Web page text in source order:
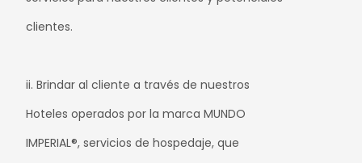
clientes.
ii. Brindar al cliente a través de nuestros
Hoteles operados por la marca MUNDO
IMPERIAL®, servicios de hospedaje, que